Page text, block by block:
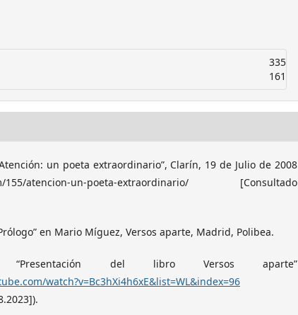
335
161
un poeta extraordinario”, Clarín, 19 de Julio de 2008
155/atencion-un-poeta-extraordinario/ [Consultado
en Mario Míguez, Versos aparte, Madrid, Polibea.
del libro Versos aparte”
watch?v=Bc3hXi4h6xE&list=WL&index=96